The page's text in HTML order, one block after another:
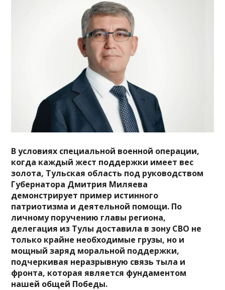
В условиях специальной военной операции,
когда каждый жест поддержки имеет вес
золота, Тульская область под руководством
Губернатора Дмитрия Миляева
демонстрирует пример истинного
патриотизма и деятельной помощи. По
личному поручению главы региона,
делегация из Тулы доставила в зону СВО не
только крайне необходимые грузы, но и
мощный заряд моральной поддержки,
подчеркивая неразрывную связь тыла и
фронта, которая является фундаментом
нашей общей Победы.